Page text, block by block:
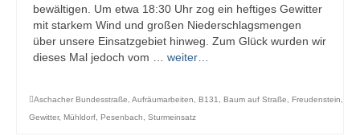
bewältigen. Um etwa 18:30 Uhr zog ein heftiges Gewitter
mit starkem Wind und großen Niederschlagsmengen
über unsere Einsatzgebiet hinweg. Zum Glück wurden wir
dieses Mal jedoch vom … weiter…
Aschacher Bundesstraße Aufräumarbeiten B131 Baum auf Straße Freudenstein
Gewitter, Mühldorf Pesenbach Sturmeinsatz